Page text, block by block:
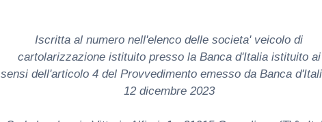
Iscritta al numero nell'elenco delle societa' veicolo di
cartolarizzazione istituito presso la Banca d'Italia istituito ai
sensi dell'articolo 4 del Provvedimento emesso da Banca
12 dicembre 2023